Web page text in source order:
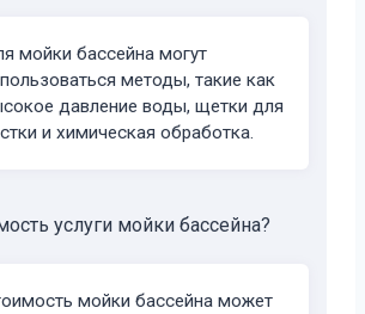
мойки бассейна могут
методы, такие как
давление воды, щетки для
и химическая обработка.
услуги мойки бассейна?
мойки бассейна может